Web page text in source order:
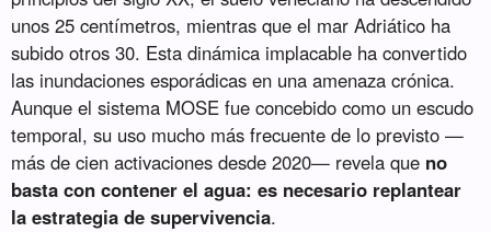
unos 25 centímetros, mientras que el mar Adriático ha
subido otros 30. Esta dinámica implacable ha convertido
las inundaciones esporádicas en una amenaza crónica.
Aunque el sistema MOSE fue concebido como un escudo
temporal, su uso mucho más frecuente de lo previsto —
más de cien activaciones desde 2020— revela que no
basta con contener el agua: es necesario replantear
la estrategia de supervivencia.